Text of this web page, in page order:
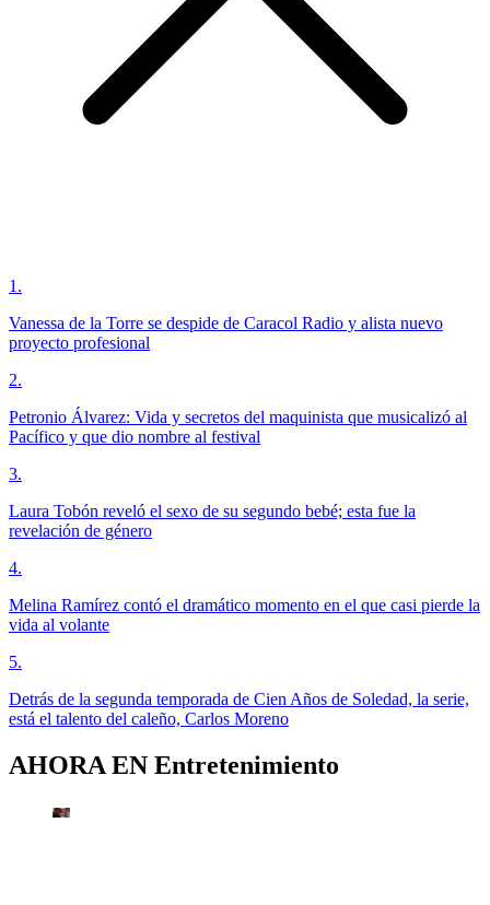
1 .
Vanessa de la Torre se despide de Caracol Radio y alista nuevo
proyecto profesional
2.
Petronio Álvarez: Vida y secretos del maquinista que musicalizó al
Pacífico y que dio nombre al festival
3.
Laura Tobón reveló el sexo de su segundo bebé; esta fue la
revelación de género
4.
Melina Ramírez contó el dramático momento en el que casi pierde la
vida al volante
5.
Detrás de la segunda temporada de Cien Años de Soledad, la serie,
está el talento del caleño, Carlos Moreno
AHORA EN Entretenimiento